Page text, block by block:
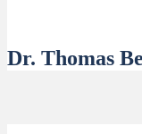
Dr. Thomas